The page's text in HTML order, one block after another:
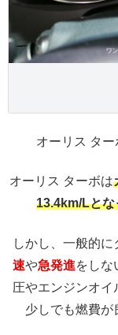
オーリス ター
オーリス ターボは
13.4km/Lとな
しかし、一般的に
速や急発進をしな
圧やエンジンオイ
少しでも燃費が